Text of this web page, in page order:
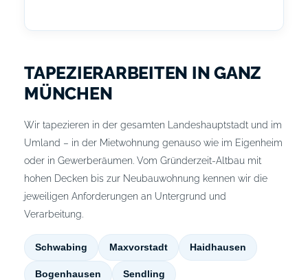
TAPEZIERARBEITEN IN GANZ
MÜNCHEN
Wir tapezieren in der gesamten Landeshauptstadt und im
Umland – in der Mietwohnung genauso wie im Eigenheim
oder in Gewerberäumen. Vom Gründerzeit-Altbau mit
hohen Decken bis zur Neubauwohnung kennen wir die
jeweiligen Anforderungen an Untergrund und
Verarbeitung.
Schwabing Maxvorstadt Haidhausen
Bogenhausen Sendling